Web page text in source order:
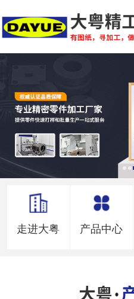
走进大粤 产品中心